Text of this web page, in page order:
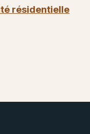
résidentielle